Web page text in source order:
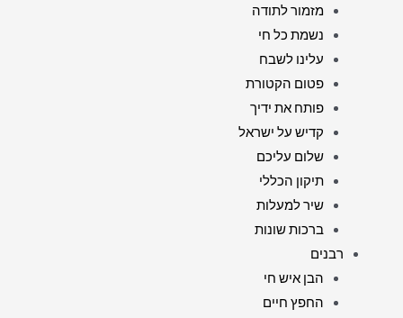
מזמור לתודה
נשמת כל חי
עלינו לשבח
פטום הקטורת
פותח את ידיך
קדיש על ישראל
שלום עליכם
תיקון הכללי
שיר למעלות
ברכות שונות
רבנים
הבן איש חי
החפץ חיים